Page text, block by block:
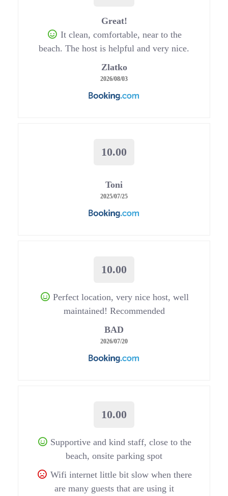
Great!
It clean, comfortable, near to the
beach. The host is helpful and very nice.
Zlatko
2026/08/03
10.00
Toni
2025/07/25
10.00
Perfect location, very nice host, well
maintained! Recommended
BAD
2026/07/20
10.00
Supportive and kind staff, close to the
beach, onsite parking spot
Wifi internet little bit slow when there
are many guests that are using it